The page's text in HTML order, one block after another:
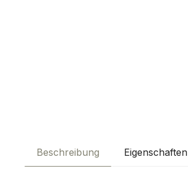
Beschreibung Eigenschaften